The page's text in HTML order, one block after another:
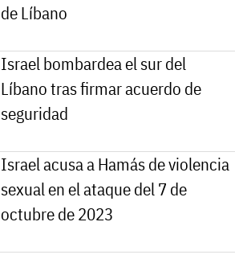
de Líbano
Israel bombardea el sur del
Líbano tras firmar acuerdo de
seguridad
Israel acusa a Hamás de violencia
sexual en el ataque del 7 de
octubre de 2023